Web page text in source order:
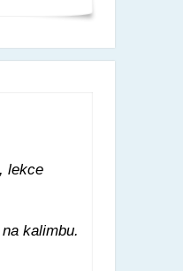
lekce
kalimbu.